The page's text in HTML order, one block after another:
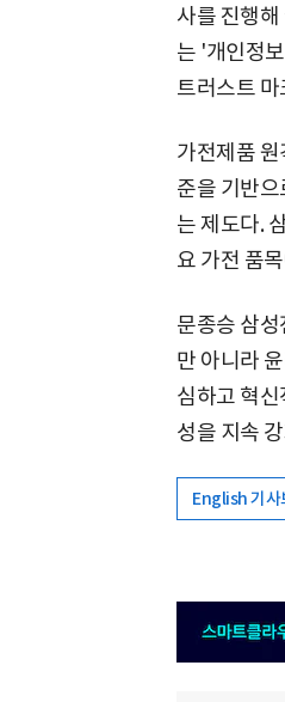
사를 진행
는 '개인정
트러스트
가전제품
준을 기반
는 제도다.
요 가전 품
문종승 삼
만 아니라
심하고 혁
성을 지속
English 기사